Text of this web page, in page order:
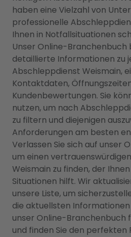
haben eine Vielzahl von
professionelle
Ihnen in Notfallsituationen
Unser Online-Branchenbuch
detaillierte Informationen zu
Abschleppdienst Weismain,
Kontaktdaten,
Kundenbewertungen. Sie
nutzen, um nach
zu filtern und diejenigen
Anforderungen am besten
Verlassen Sie sich auf unser
um einen
Weismain zu finden, der
Situationen hilft. Wir
unsere Liste, um
die aktuellsten Informationen
unser Online-Branchenbuch
und finden Sie den perfekten